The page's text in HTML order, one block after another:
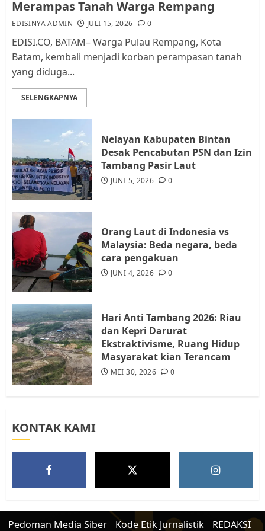
Lingkungan RT/RW
AGUSTUS 1, 2026
4
Warga Rempang Ajukan
Audiensi dengan Wali Kota
5
Tim Advokasi Desak BP Batam
Berhenti Merampas Tanah
Merampas Tanah Warga Rempang
EDISINYA ADMIN JULI 15, 2026 0
EDISI.CO, BATAM– Warga Pulau Rempang, Kota
Batam, kembali menjadi korban perampasan tanah
yang diduga...
SELENGKAPNYA
Nelayan Kabupaten Bintan
Desak Pencabutan PSN dan Izin
Tambang Pasir Laut
JUNI 5, 2026 0
Orang Laut di Indonesia vs
Malaysia: Beda negara, beda
cara pengakuan
JUNI 4, 2026 0
Hari Anti Tambang 2026: Riau
dan Kepri Darurat
Ekstraktivisme, Ruang Hidup
Masyarakat kian Terancam
MEI 30, 2026 0
KONTAK KAMI
Pedoman Media Siber Kode Etik Jurnalistik REDAKSI